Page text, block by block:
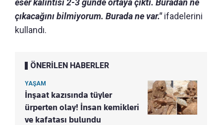
eser kalıntısı 2-3 günde ortaya çıktı. Buradan ne
çıkacağını bilmiyorum. Burada ne var."ifadelerini
kullandı.
ÖNERİLEN HABERLER
YAŞAM
İnşaat kazısında tüyler
ürperten olay! İnsan kemikleri
ve kafatası bulundu